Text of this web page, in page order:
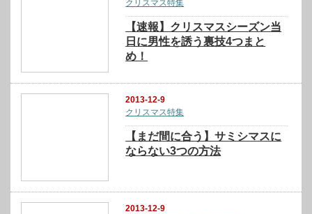
クリスマス特集
【速報】クリスマスシーズン当
日に男性を誘う裏技4つまと
め！
2013-12-9
クリスマス特集
【まだ間に合う】サミシマスに
ならない3つの方法
2013-12-9